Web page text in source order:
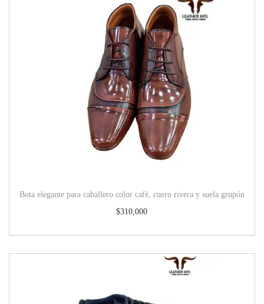
Bota elegante para caballero color café, cuero rivera y suela grupón
$310,000